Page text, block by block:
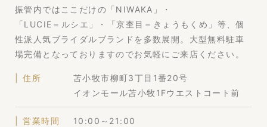
振管内ではここだけの「NIWAKA」・
「LUCIE＝ルシエ」・「京杢目＝きょうもくめ」等、個
性派人気ブライダルブランドを多数展開。大型無料駐車
場完備となっておりますのでお気軽にご来店ください。
住所
苫小牧市柳町3丁目1番20号
イオンモール苫小牧1Fウエストコート前
営業時間 10:00～21:00